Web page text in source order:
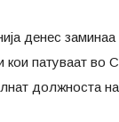
денес заминаа
кои патуваат во
должноста